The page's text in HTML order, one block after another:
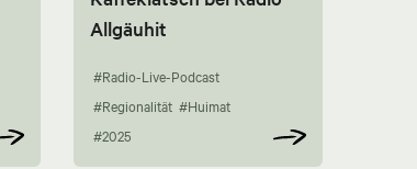
Allgäuhit
#Radio-Live-Podcast
#Regionalität #Huimat
#2025